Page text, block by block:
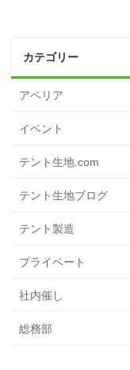
カテゴリー
アペリア
イベント
テント生地.com
テント生地ブログ
テント製造
プライベート
社内催し
総務部